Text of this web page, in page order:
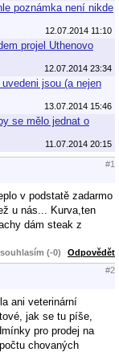
poznámka není nikde
12.07.2014 11:10
projel Uthenovo
12.07.2014 23:34
jsou (a nejen
13.07.2014 15:46
se mělo jednat o
11.07.2014 20:15
#1
v podstatě zadarmo
u nás... Kurva,ten
dám steak z
(-0) Odpovědět
#2
ani veterinární
jak se tu píše,
pro prodej na
chovaných